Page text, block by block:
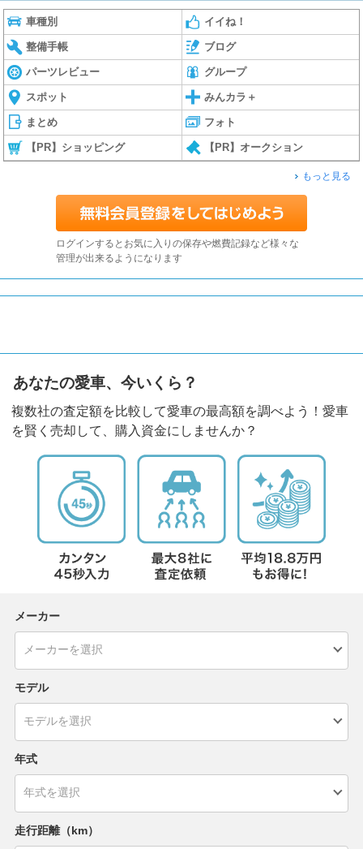
車種別 イイね！
整備手帳 ブログ
パーツレビュー グループ
スポット みんカラ＋
まとめ フォト
【PR】ショッピング 【PR】オークション
もっと見る
ログインするとお気に入りの保存や燃費記録など様々な
管理が出来るようになります
あなたの愛車、今いくら？
複数社の査定額を比較して愛車の最高額を調べよう！愛車
を賢く売却して、購入資金にしませんか？
メーカー
モデル
年式
走行距離（km）